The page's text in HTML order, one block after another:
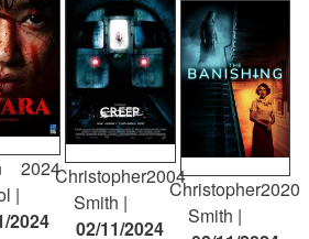
2024
2024
Christopher
Smith
2004
02/11/2024
Christopher
Smith
2020